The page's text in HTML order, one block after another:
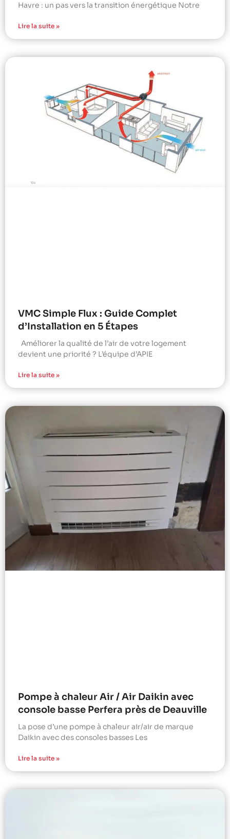
Havre : un pas vers la transition énergétique Notre
Lire la suite »
VMC Simple Flux : Guide Complet
d’Installation en 5 Étapes
Améliorer la qualité de l’air de votre logement
devient une priorité ? L’équipe d’APIE
Lire la suite »
Pompe à chaleur Air / Air Daikin avec
console basse Perfera près de Deauville
La pose d’une pompe à chaleur air/air de marque
Daikin avec des consoles basses Les
Lire la suite »